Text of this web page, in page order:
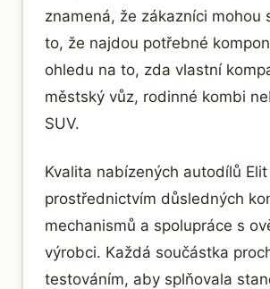
znamená, že zákazníci mohou
to, že najdou potřebné
ohledu na to, zda vlastní
městský vůz, rodinné kombi
SUV.
Kvalita nabízených autodílů
prostřednictvím důsledných
mechanismů a spolupráce s
výrobci. Každá součástka
testováním, aby splňovala